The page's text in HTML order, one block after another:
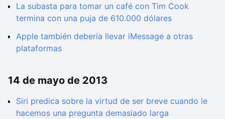
La subasta para tomar un café con Tim Cook
termina con una puja de 610.000 dólares
Apple también debería llevar iMessage a otras
plataformas
14 de mayo de 2013
Siri predica sobre la virtud de ser breve cuando le
hacemos una pregunta demasiado larga